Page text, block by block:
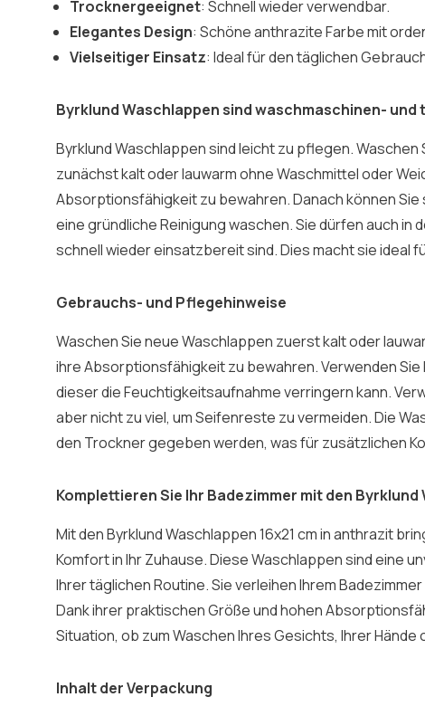
Trocknergeeignet: Schnell wieder verwendbar.
Elegantes Design: Schöne anthrazite Farbe mit
Vielseitiger Einsatz: Ideal für den täglichen
Byrklund Waschlappen sind waschmaschinen-
Byrklund Waschlappen sind leicht zu pflegen. Waschen
zunächst kalt oder lauwarm ohne Waschmittel oder
Absorptionsfähigkeit zu bewahren. Danach können Sie
eine gründliche Reinigung waschen. Sie dürfen auch in
schnell wieder einsatzbereit sind. Dies macht sie ideal
Gebrauchs- und Pflegehinweise
Waschen Sie neue Waschlappen zuerst kalt oder
ihre Absorptionsfähigkeit zu bewahren. Verwenden Sie
dieser die Feuchtigkeitsaufnahme verringern kann.
aber nicht zu viel, um Seifenreste zu vermeiden. Die
den Trockner gegeben werden, was für zusätzlichen
Komplettieren Sie Ihr Badezimmer mit den Byrklund
Mit den Byrklund Waschlappen 16x21 cm in anthrazit
Komfort in Ihr Zuhause. Diese Waschlappen sind eine
Ihrer täglichen Routine. Sie verleihen Ihrem
Dank ihrer praktischen Größe und hohen
Situation, ob zum Waschen Ihres Gesichts, Ihrer Hände
Inhalt der Verpackung